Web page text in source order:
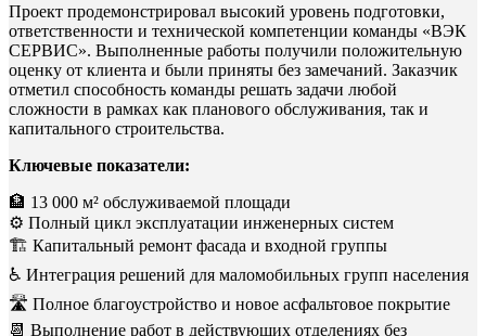
Проект продемонстрировал высокий уровень подготовки,
ответственности и технической компетенции команды «ВЭК
СЕРВИС». Выполненные работы получили положительную
оценку от клиента и были приняты без замечаний. Заказчик
отметил способность команды решать задачи любой
сложности в рамках как планового обслуживания, так и
капитального строительства.
Ключевые показатели:
🏦 13 000 м² обслуживаемой площади
⚙️ Полный цикл эксплуатации инженерных систем
🏗️ Капитальный ремонт фасада и входной группы
♿ Интеграция решений для маломобильных групп населения
🛣️ Полное благоустройство и новое асфальтовое покрытие
📆 Выполнение работ в действующих отделениях без